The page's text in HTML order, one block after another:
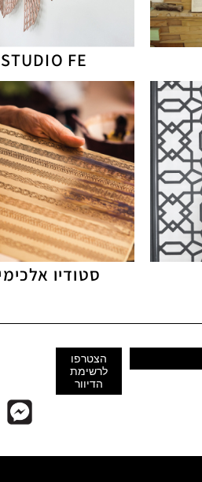
STUDIO FE
סטודיו
הצטרפו
לרשימת
הדיוור